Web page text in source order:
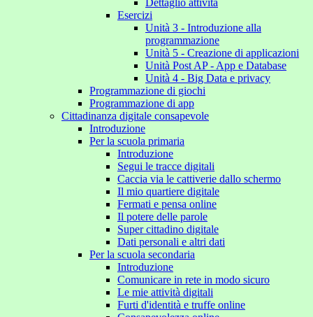
Dettaglio attività
Esercizi
Unità 3 - Introduzione alla
programmazione
Unità 5 - Creazione di applicazioni
Unità Post AP - App e Database
Unità 4 - Big Data e privacy
Programmazione di giochi
Programmazione di app
Cittadinanza digitale consapevole
Introduzione
Per la scuola primaria
Introduzione
Segui le tracce digitali
Caccia via le cattiverie dallo schermo
Il mio quartiere digitale
Fermati e pensa online
Il potere delle parole
Super cittadino digitale
Dati personali e altri dati
Per la scuola secondaria
Introduzione
Comunicare in rete in modo sicuro
Le mie attività digitali
Furti d'identità e truffe online